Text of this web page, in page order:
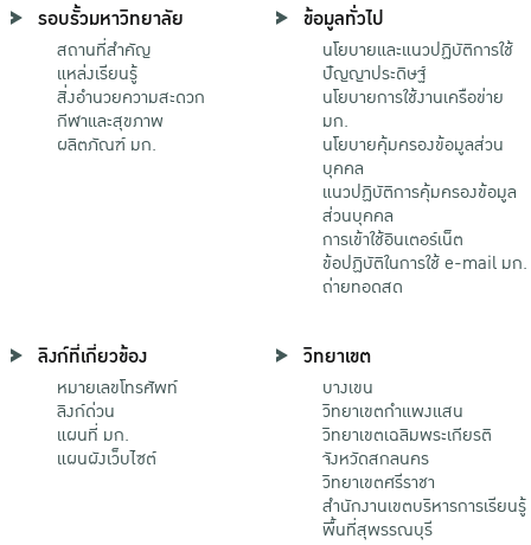
รอบรั้วมหาวิทยาลัย
สถานที่สำคัญ
แหล่งเรียนรู้
สิ่งอำนวยความสะดวก
กีฬาและสุขภาพ
ผลิตภัณฑ์ มก.
ข้อมูลทั่วไป
นโยบายและแนวปฏิบัติการใช้
ปัญญาประดิษฐ์
นโยบายการใช้งานเครือข่าย
มก.
นโยบายคุ้มครองข้อมูลส่วน
บุคคล
แนวปฏิบัติการคุ้มครองข้อมูล
ส่วนบุคคล
การเข้าใช้อินเตอร์เน็ต
ข้อปฏิบัติในการใช้ e-mail มก.
ถ่ายทอดสด
ลิงก์ที่เกี่ยวข้อง
หมายเลขโทรศัพท์
ลิงก์ด่วน
แผนที่ มก.
แผนผังเว็บไซต์
วิทยาเขต
บางเขน
วิทยาเขตกําแพงแสน
วิทยาเขตเฉลิมพระเกียรติ
จังหวัดสกลนคร
วิทยาเขตศรีราชา
สำนักงานเขตบริหารการเรียนรู้
พื้นที่สุพรรณบุรี